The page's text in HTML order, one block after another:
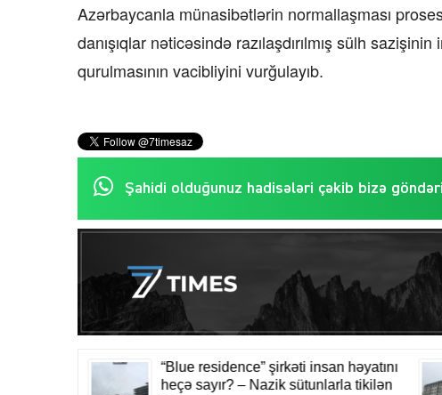
Azərbaycanla münasibətlərin normallaşması
danışıqlar nəticəsində razılaşdırılmış sülh
qurulmasının vacibliyini vurğulayıb.
Şahidi olduğunuz hadisələri çəkib bizə